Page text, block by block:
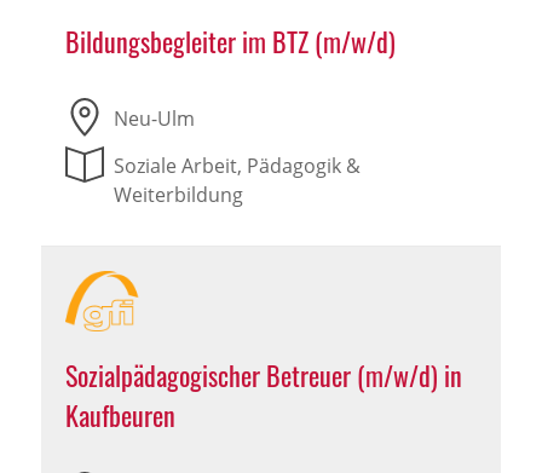
Bildungsbegleiter im BTZ (m/w/d)
Neu-Ulm
Soziale Arbeit, Pädagogik &
Weiterbildung
Sozialpädagogischer Betreuer (m/w/d) in
Kaufbeuren